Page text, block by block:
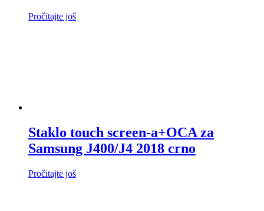
Pročitajte još
Staklo touch screen-a+OCA za
Samsung J400/J4 2018 crno
Pročitajte još